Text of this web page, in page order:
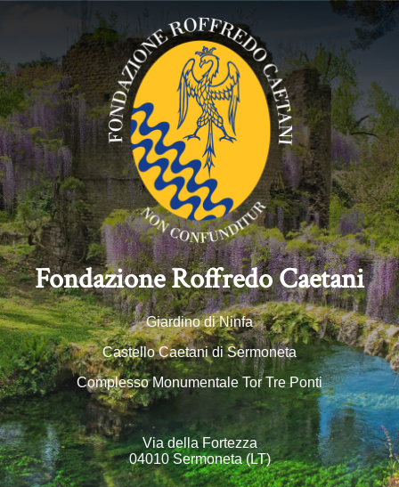
Fondazione Roffredo Caetani
Giardino di Ninfa
Castello Caetani di Sermoneta
Complesso Monumentale Tor Tre Ponti
Via della Fortezza
04010 Sermoneta (LT)